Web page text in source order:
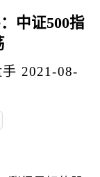
中证500指
2021-08-